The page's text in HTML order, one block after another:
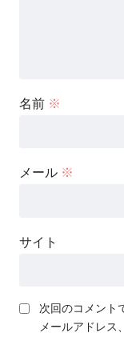
名前 ※
メール ※
サイト
次回のコメント
メールアドレス